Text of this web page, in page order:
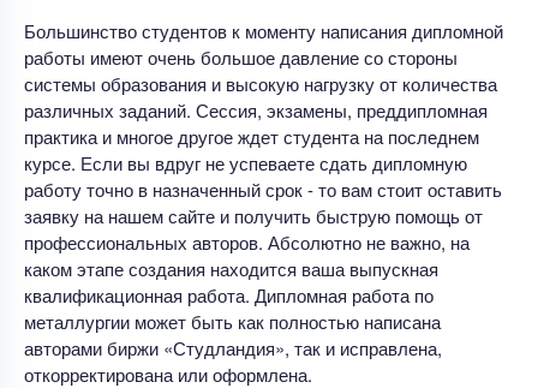
Большинство студентов к моменту написания дипломной
работы имеют очень большое давление со стороны
системы образования и высокую нагрузку от количества
различных заданий. Сессия, экзамены, преддипломная
практика и многое другое ждет студента на последнем
курсе. Если вы вдруг не успеваете сдать дипломную
работу точно в назначенный срок - то вам стоит оставить
заявку на нашем сайте и получить быструю помощь от
профессиональных авторов. Абсолютно не важно, на
каком этапе создания находится ваша выпускная
квалификационная работа. Дипломная работа по
металлургии может быть как полностью написана
авторами биржи «Студландия», так и исправлена,
откорректирована или оформлена.